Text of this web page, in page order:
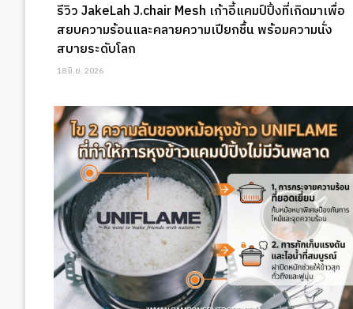
รีวิว JakeLah J.chair Mesh เก้าอี้แคมป์ปิ้งที่เกิดมาเพื่อ
สยบความร้อนและคลายความเปียกชื้น พร้อมความนั่ง
สบายระดับโลก
18 มิ.ย. 2026